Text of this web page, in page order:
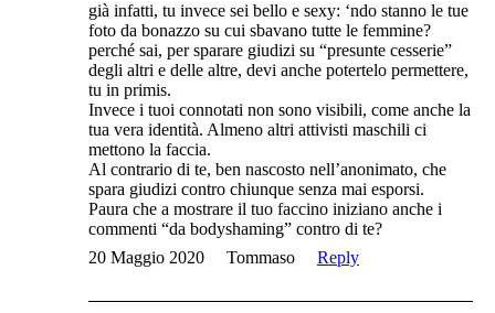
già infatti, tu invece sei bello e sexy: ‘ndo stanno le tue
foto da bonazzo su cui sbavano tutte le femmine?
perché sai, per sparare giudizi su “presunte cesserie”
degli altri e delle altre, devi anche potertelo permettere,
tu in primis.
Invece i tuoi connotati non sono visibili, come anche la
tua vera identità. Almeno altri attivisti maschili ci
mettono la faccia.
Al contrario di te, ben nascosto nell’anonimato, che
spara giudizi contro chiunque senza mai esporsi.
Paura che a mostrare il tuo faccino iniziano anche i
commenti “da bodyshaming” contro di te?
20 Maggio 2020
Tommaso Reply